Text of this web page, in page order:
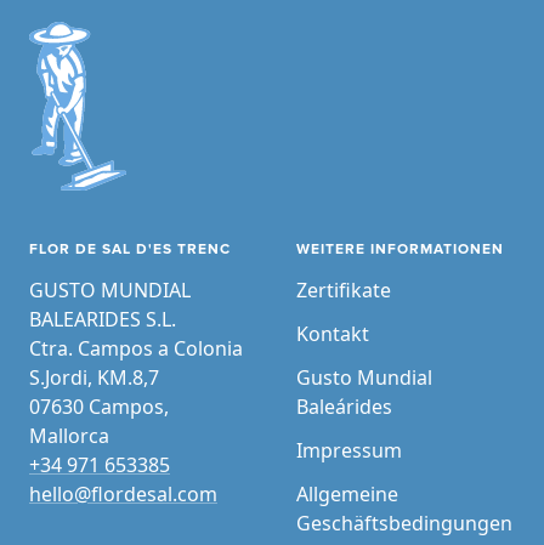
FLOR DE SAL D'ES TRENC
GUSTO MUNDIAL
BALEARIDES S.L.
Ctra. Campos a Colonia
S.Jordi, KM.8,7
07630 Campos,
Mallorca
+34 971 653385
hello@flordesal.com
WEITERE INFORMATIONEN
Zertifikate
Kontakt
Gusto Mundial
Baleárides
Impressum
Allgemeine
Geschäftsbedingungen